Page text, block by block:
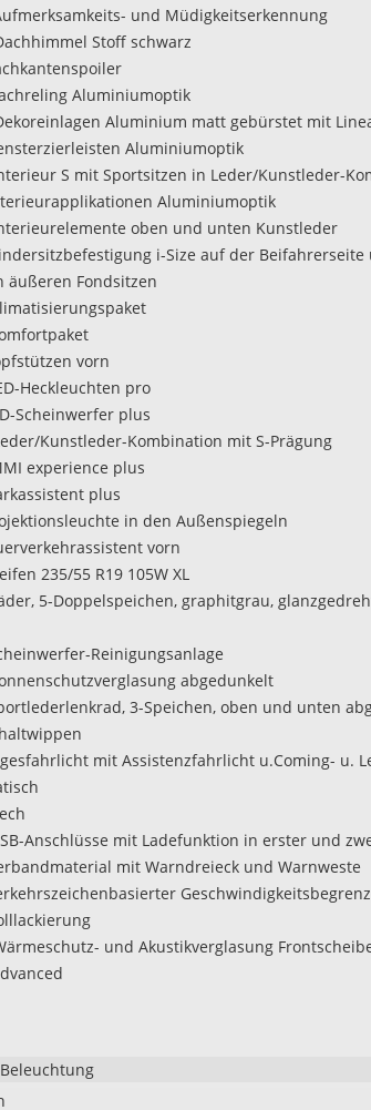
und Müdigkeitserkennung
Stoff schwarz
Aluminiumoptik
Aluminium matt gebürstet mit
Aluminiumoptik
S mit Sportsitzen in Leder/Kunstleder-
Aluminiumoptik
oben und unten Kunstleder
i-Size auf der
äußeren Fondsitzen
vorn
Heckleuchten pro
Scheinwerfer plus
Kunstleder-Kombination mit S-Prägung
experience plus
plus
in den Außenspiegeln
vorn
235/55 R19 105W XL
5-Doppelspeichen, graphitgrau,
Reinigungsanlage
abgedunkelt
3-Speichen, oben und unten
mit Assistenzfahrlicht u.Coming- u.
Anschlüsse mit Ladefunktion in erster und
mit Warndreieck und Warnweste
und Akustikverglasung